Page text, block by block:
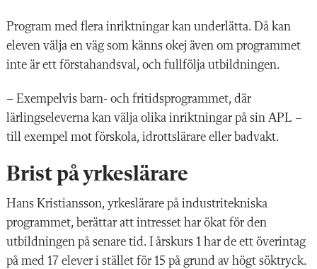
Program med flera inriktningar kan underlätta. Då kan
eleven välja en väg som känns okej även om programmet
inte är ett förstahandsval, och fullfölja utbildningen.
– Exempelvis barn- och fritidsprogrammet, där
lärlingseleverna kan välja olika inriktningar på sin APL –
till exempel mot förskola, idrottslärare eller badvakt.
Brist på yrkeslärare
Hans Kristiansson, yrkeslärare på industritekniska
programmet, berättar att intresset har ökat för den
utbildningen på senare tid. I årskurs 1 har de ett överintag
på med 17 elever i stället för 15 på grund av högt söktryck.